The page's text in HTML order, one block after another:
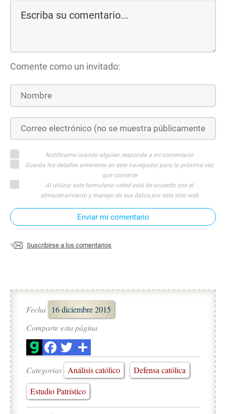
Comente como un invitado:
Notifícame cuando alguien responda a mi comentario
Guarda los detalles anteriores en este navegador para la próxima vez
que comente
Al utilizar este formulario usted está de acuerdo con el
almacenamiento y manejo de sus datos por este sitio web
Enviar mi comentario
Suscribirse a los comentarios
Fecha
16 diciembre 2015
Comparte esta página
Categorias Análisis católico
Defensa católica
Estudio Patrístico